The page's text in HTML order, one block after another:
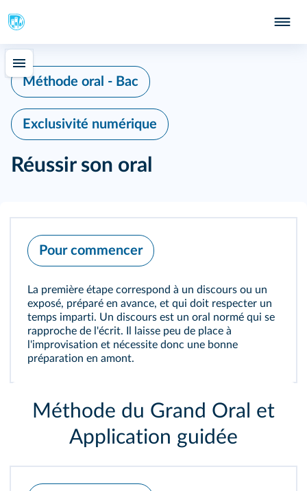
Méthode oral - Bac
Exclusivité numérique
Réussir son oral
Pour commencer
La première étape correspond à un discours ou un
exposé, préparé en avance, et qui doit respecter un
temps imparti. Un discours est un oral normé qui se
rapproche de l'écrit. Il laisse peu de place à
l'improvisation et nécessite donc une bonne
préparation en amont.
Méthode du Grand Oral et
Application guidée